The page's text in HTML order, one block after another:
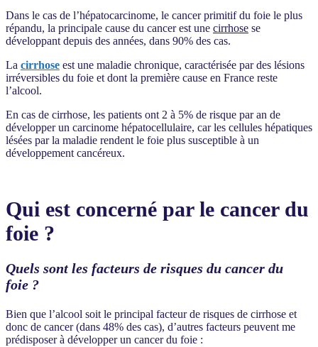
Dans le cas de l’hépatocarcinome, le cancer primitif du foie le plus
répandu, la principale cause du cancer est une cirrhose se
développant depuis des années, dans 90% des cas.
La cirrhose est une maladie chronique, caractérisée par des lésions
irréversibles du foie et dont la première cause en France reste
l’alcool.
En cas de cirrhose, les patients ont 2 à 5% de risque par an de
développer un carcinome hépatocellulaire, car les cellules hépatiques
lésées par la maladie rendent le foie plus susceptible à un
développement cancéreux.
Qui est concerné par le cancer du
foie ?
Quels sont les facteurs de risques du cancer du
foie ?
Bien que l’alcool soit le principal facteur de risques de cirrhose et
donc de cancer (dans 48% des cas), d’autres facteurs peuvent me
prédisposer à développer un cancer du foie :